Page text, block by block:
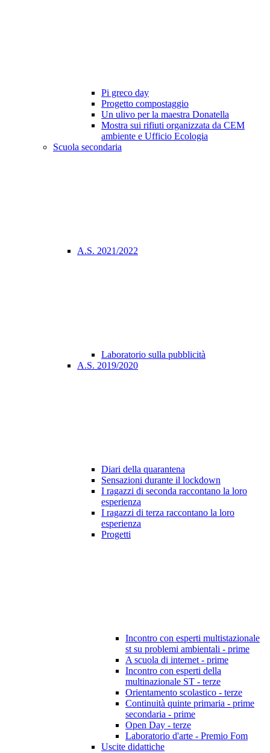
Pi greco day
Progetto compostaggio
Un ulivo per la maestra Donatella
Mostra sui rifiuti organizzata da CEM
ambiente e Ufficio Ecologia
Scuola secondaria
A.S. 2021/2022
Laboratorio sulla pubblicità
A.S. 2019/2020
Diari della quarantena
Sensazioni durante il lockdown
I ragazzi di seconda raccontano la loro
esperienza
I ragazzi di terza raccontano la loro
esperienza
Progetti
Incontro con esperti multistazionale
st su problemi ambientali - prime
A scuola di internet - prime
Incontro con esperti della
multinazionale ST - terze
Orientamento scolastico - terze
Continuità quinte primaria - prime
secondaria - prime
Open Day - terze
Laboratorio d'arte - Premio Fom
Uscite didattiche